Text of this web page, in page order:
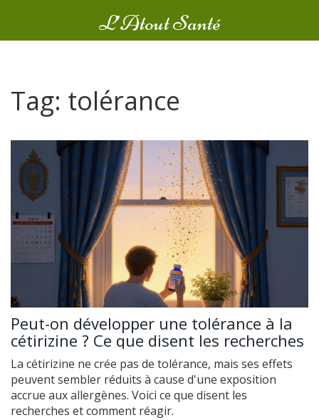
L’Atout Santé
Tag: tolérance
Peut-on développer une tolérance à la
cétirizine ? Ce que disent les recherches
La cétirizine ne crée pas de tolérance, mais ses effets
peuvent sembler réduits à cause d'une exposition
accrue aux allergènes. Voici ce que disent les
recherches et comment réagir.